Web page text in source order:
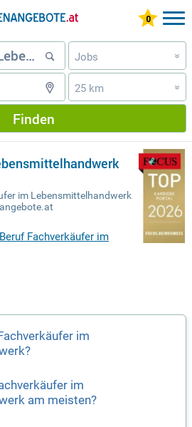
Jobs »
25 km »
Finden
im Lebensmittelhandwerk
Fachverkäufer im
im
im
am meisten?